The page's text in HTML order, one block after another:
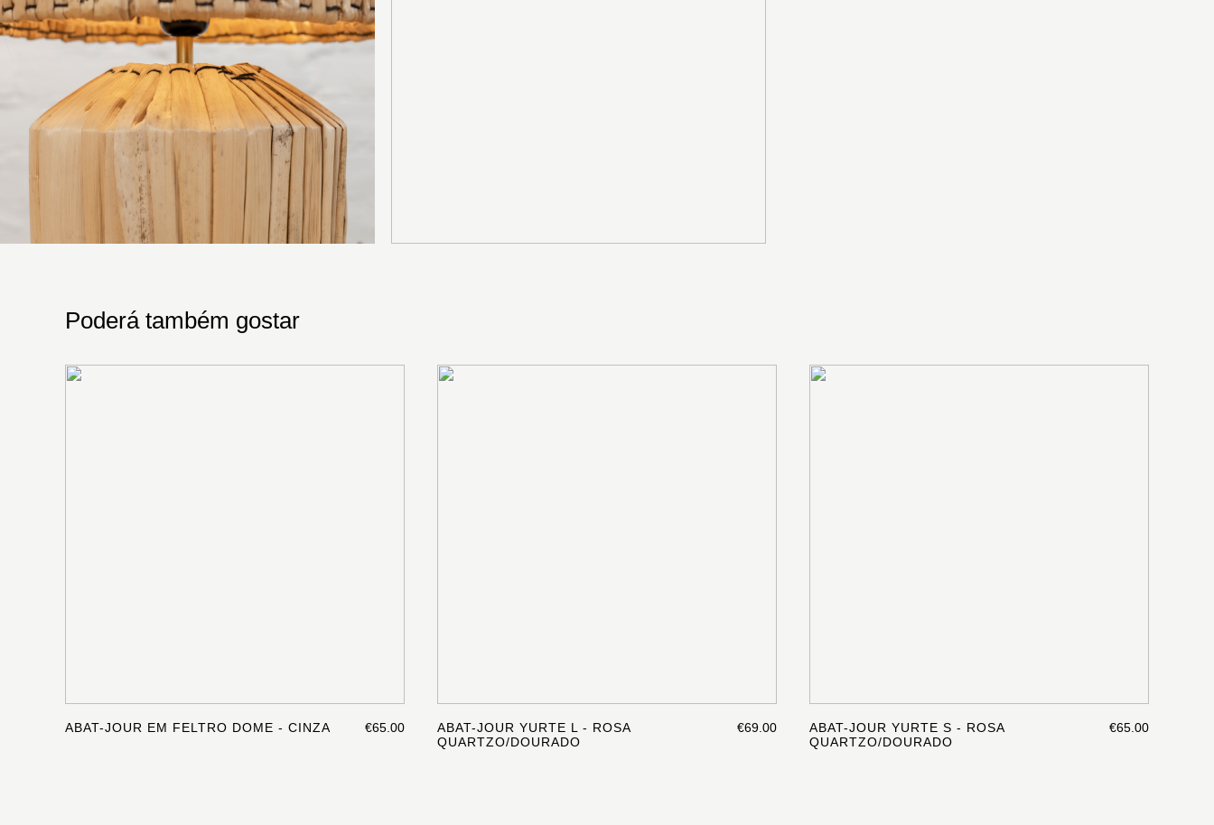
Poderá também gostar
ABAT-JOUR EM FELTRO DOME - CINZA €65.00
ABAT-JOUR YURTE L - ROSA
QUARTZO/DOURADO
€69.00
ABAT-JOUR YURTE S - ROSA
QUARTZO/DOURADO
€65.00